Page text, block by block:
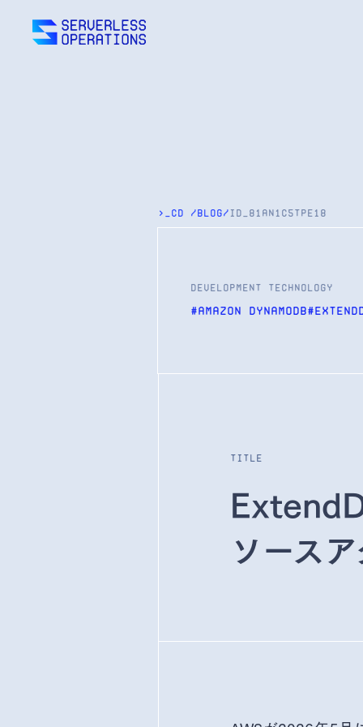
>_cd /blog/ id_ 81an1c5tpe18
development technology
#Amazon DynamoDB#
title
ソース